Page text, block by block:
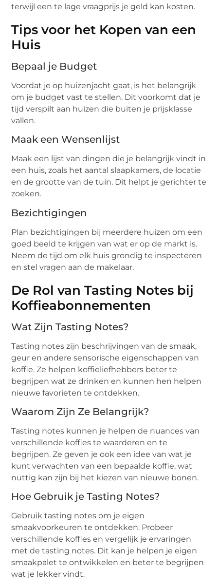
terwijl een te lage vraagprijs je geld kan kosten.
Tips voor het Kopen van een
Huis
Bepaal je Budget
Voordat je op huizenjacht gaat, is het belangrijk
om je budget vast te stellen. Dit voorkomt dat je
tijd verspilt aan huizen die buiten je prijsklasse
vallen.
Maak een Wensenlijst
Maak een lijst van dingen die je belangrijk vindt in
een huis, zoals het aantal slaapkamers, de locatie
en de grootte van de tuin. Dit helpt je gerichter te
zoeken.
Bezichtigingen
Plan bezichtigingen bij meerdere huizen om een
goed beeld te krijgen van wat er op de markt is.
Neem de tijd om elk huis grondig te inspecteren
en stel vragen aan de makelaar.
De Rol van Tasting Notes bij
Koffieabonnementen
Wat Zijn Tasting Notes?
Tasting notes zijn beschrijvingen van de smaak,
geur en andere sensorische eigenschappen van
koffie. Ze helpen koffieliefhebbers beter te
begrijpen wat ze drinken en kunnen hen helpen
nieuwe favorieten te ontdekken.
Waarom Zijn Ze Belangrijk?
Tasting notes kunnen je helpen de nuances van
verschillende koffies te waarderen en te
begrijpen. Ze geven je ook een idee van wat je
kunt verwachten van een bepaalde koffie, wat
nuttig kan zijn bij het kiezen van nieuwe bonen.
Hoe Gebruik je Tasting Notes?
Gebruik tasting notes om je eigen
smaakvoorkeuren te ontdekken. Probeer
verschillende koffies en vergelijk je ervaringen
met de tasting notes. Dit kan je helpen je eigen
smaakpalet te ontwikkelen en beter te begrijpen
wat je lekker vindt.